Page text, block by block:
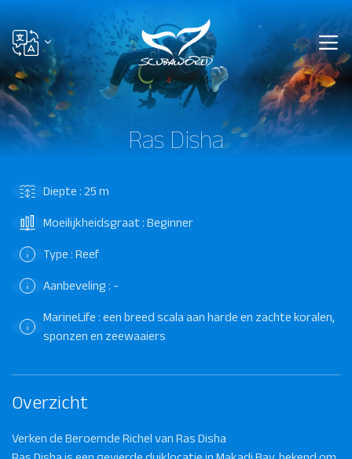
Ras Disha
Diepte : 25 m
Moeilijkheidsgraat : Beginner
Type : Reef
Aanbeveling : -
MarineLife : een breed scala aan harde en zachte koralen,
sponzen en zeewaaiers
Overzicht
Verken de Beroemde Richel van Ras Disha